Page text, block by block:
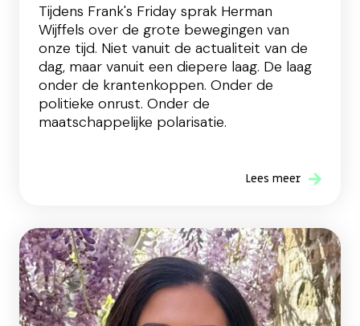
Tijdens Frank's Friday sprak Herman
Wijffels over de grote bewegingen van
onze tijd. Niet vanuit de actualiteit van de
dag, maar vanuit een diepere laag. De laag
onder de krantenkoppen. Onder de
politieke onrust. Onder de
maatschappelijke polarisatie.
Lees meer